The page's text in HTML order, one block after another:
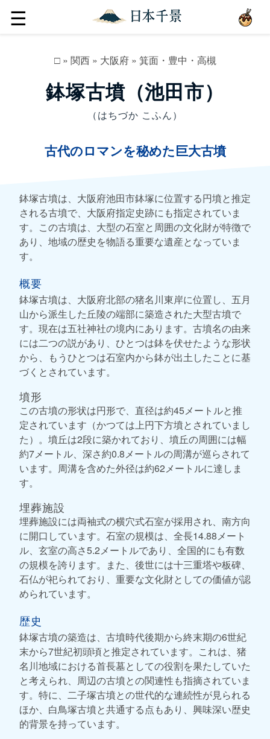
☰
□» 関西» 大阪府» 箕面・豊中・高槻
鉢塚古墳（池田市）
（はちづか こふん）
古代のロマンを秘めた巨大古墳
鉢塚古墳は、大阪府池田市鉢塚に位置する円墳と推定
される古墳で、大阪府指定史跡にも指定されていま
す。この古墳は、大型の石室と周囲の文化財が特徴で
あり、地域の歴史を物語る重要な遺産となっていま
す。
概要
鉢塚古墳は、大阪府北部の猪名川東岸に位置し、五月
山から派生した丘陵の端部に築造された大型古墳で
す。現在は五社神社の境内にあります。古墳名の由来
には二つの説があり、ひとつは鉢を伏せたような形状
から、もうひとつは石室内から鉢が出土したことに基
づくとされています。
墳形
この古墳の形状は円形で、直径は約45メートルと推
定されています（かつては上円下方墳とされていまし
た）。墳丘は2段に築かれており、墳丘の周囲には幅
約7メートル、深さ約0.8メートルの周溝が巡らされて
います。周溝を含めた外径は約62メートルに達しま
す。
埋葬施設
埋葬施設には両袖式の横穴式石室が採用され、南方向
に開口しています。石室の規模は、全長14.88メート
ル、玄室の高さ5.2メートルであり、全国的にも有数
の規模を誇ります。また、後世には十三重塔や板碑、
石仏が祀られており、重要な文化財としての価値が認
められています。
歴史
鉢塚古墳の築造は、古墳時代後期から終末期の6世紀
末から7世紀初頭頃と推定されています。これは、猪
名川地域における首長墓としての役割を果たしていた
と考えられ、周辺の古墳との関連性も指摘されていま
す。特に、二子塚古墳との世代的な連続性が見られる
ほか、白鳥塚古墳と共通する点もあり、興味深い歴史
的背景を持っています。